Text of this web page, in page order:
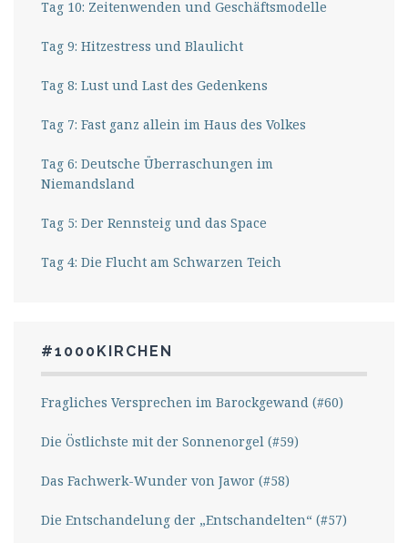
Tag 10: Zeitenwenden und Geschäftsmodelle
Tag 9: Hitzestress und Blaulicht
Tag 8: Lust und Last des Gedenkens
Tag 7: Fast ganz allein im Haus des Volkes
Tag 6: Deutsche Überraschungen im
Niemandsland
Tag 5: Der Rennsteig und das Space
Tag 4: Die Flucht am Schwarzen Teich
#1000KIRCHEN
Fragliches Versprechen im Barockgewand (#60)
Die Östlichste mit der Sonnenorgel (#59)
Das Fachwerk-Wunder von Jawor (#58)
Die Entschandelung der „Entschandelten“ (#57)